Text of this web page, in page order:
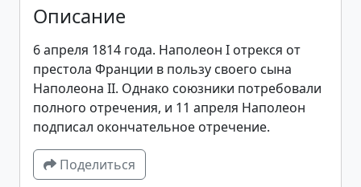
Описание
6 апреля 1814 года. Наполеон I отрекся от
престола Франции в пользу своего сына
Наполеона II. Однако союзники потребовали
полного отречения, и 11 апреля Наполеон
подписал окончательное отречение.
Поделиться